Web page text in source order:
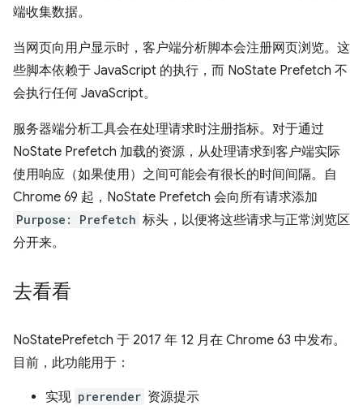
端收集数据。
当网页向用户显示时，客户端分析脚本会注册网页浏览。这
些脚本依赖于 JavaScript 的执行，而 NoState Prefetch 不
会执行任何 JavaScript。
服务器端分析工具会在处理请求时注册指标。对于通过
NoState Prefetch 加载的资源，从处理请求到客户端实际
使用响应（如果使用）之间可能会有很长的时间间隔。自
Chrome 69 起，NoState Prefetch 会向所有请求添加
Purpose: Prefetch 标头，以便将这些请求与正常浏览区
分开来。
去看看
NoStatePrefetch 于 2017 年 12 月在 Chrome 63 中发布。
目前，此功能用于：
实现 prerender 资源提示